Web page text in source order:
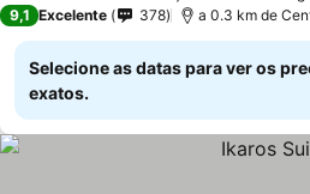
9,1 Excelente 378 a 0.3 km de
Selecione as datas para ver os
exatos.